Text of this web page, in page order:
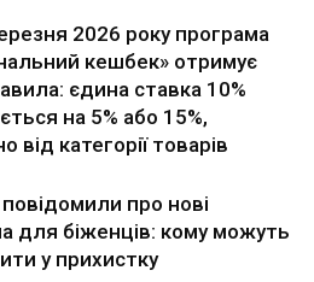
2026 року програма
кешбек» отримує
єдина ставка 10%
на 5% або 15%,
від категорії товарів
повідомили про нові
для біженців: кому можуть
у прихистку